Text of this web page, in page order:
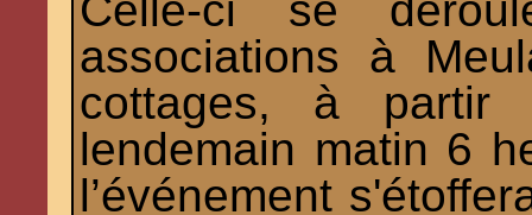
Celle-ci se
associations à
cottages, à partir
lendemain matin 6
l’événement